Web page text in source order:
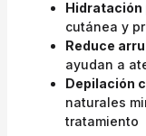
Hidratación
cutánea y
Reduce
ayudan a
Depilación
naturales
tratamiento